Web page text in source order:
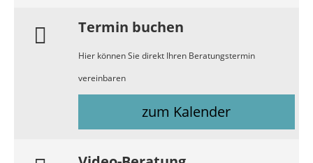
Termin buchen
Hier können Sie direkt Ihren Beratungstermin
vereinbaren
zum Kalender